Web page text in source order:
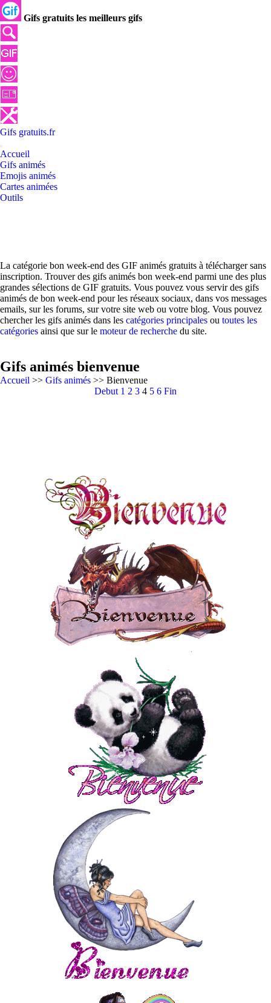
Gifs gratuits les meilleurs gifs
Gifs gratuits.fr
Accueil
Gifs animés
Emojis animés
Cartes animées
Outils
La catégorie bon week-end des GIF animés gratuits à télécharger sans
inscription. Trouver des gifs animés bon week-end parmi une des plus
grandes sélections de GIF gratuits. Vous pouvez vous servir des gifs
animés de bon week-end pour les réseaux sociaux, dans vos messages
emails, sur les forums, sur votre site web ou votre blog. Vous pouvez
chercher les gifs animés dans les catégories principales ou toutes les
catégories ainsi que sur le moteur de recherche du site.
Gifs animés bienvenue
Accueil >> Gifs animés >> Bienvenue
Debut 1 2 3 4 5 6 Fin